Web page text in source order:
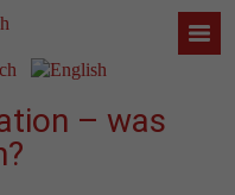
– was